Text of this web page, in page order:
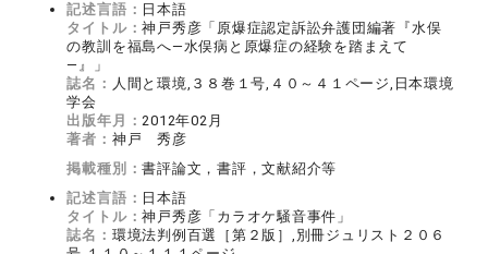
記述言語： 日本語
タイトル：神戸秀彦「原爆症認定訴訟弁護団編著『水俣
の教訓を福島へ―水俣病と原爆症の経験を踏まえて
―』」
誌名： 人間と環境,３８巻１号,４０～４１ページ,日本環境
学会
出版年月：2012年02月
著者： 神戸 秀彦
掲載種別：書評論文，書評，文献紹介等
記述言語： 日本語
タイトル：神戸秀彦「カラオケ騒音事件」
誌名： 環境法判例百選［第２版］,別冊ジュリスト２０６